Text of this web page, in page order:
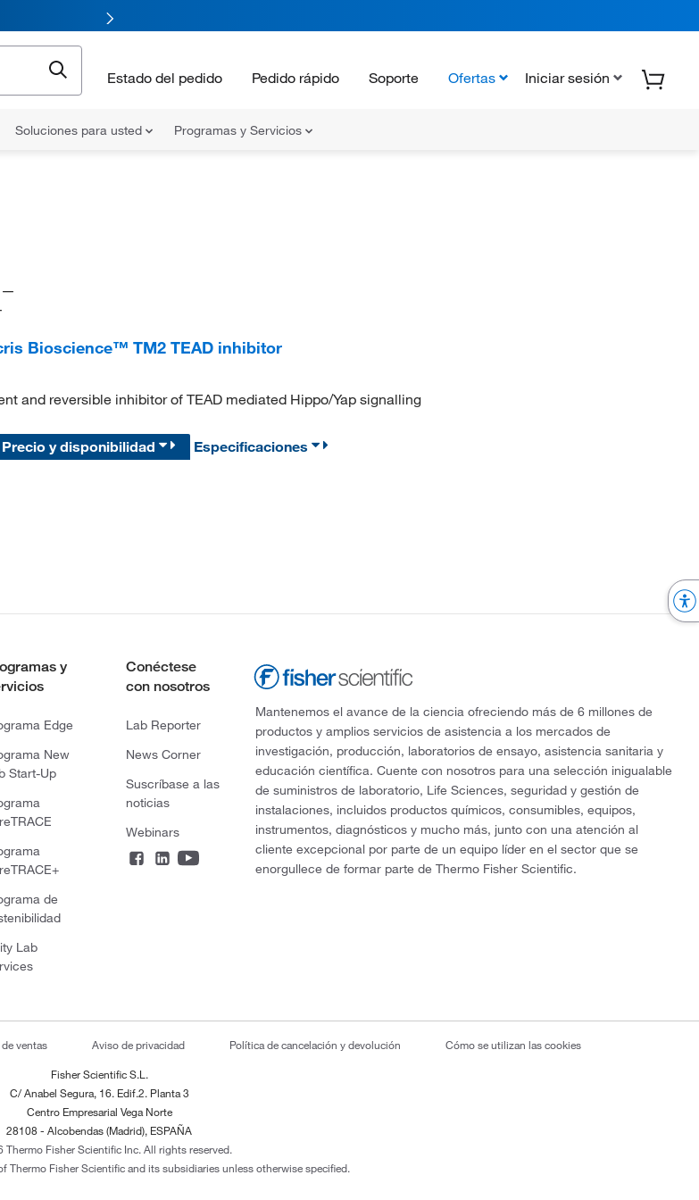
Estado del pedido Pedido rápido Soporte Ofertas Iniciar sesión
Soluciones para usted Programas y Servicios
—
Bioscience™ TM2 TEAD inhibitor
and reversible inhibitor of TEAD mediated Hippo/Yap signalling
Precio y disponibilidad Especificaciones
y
Edge
New
Start-Up
de
Lab
Conéctese
con nosotros
Lab Reporter
News Corner
Suscríbase a las
noticias
Webinars
Mantenemos el avance de la ciencia ofreciendo más de 6 millones de
productos y amplios servicios de asistencia a los mercados de
investigación, producción, laboratorios de ensayo, asistencia sanitaria y
educación científica. Cuente con nosotros para una selección inigualable
de suministros de laboratorio, Life Sciences, seguridad y gestión de
instalaciones, incluidos productos químicos, consumibles, equipos,
instrumentos, diagnósticos y mucho más, junto con una atención al
cliente excepcional por parte de un equipo líder en el sector que se
enorgullece de formar parte de Thermo Fisher Scientific.
ventas Aviso de privacidad Política de cancelación y devolución Cómo se utilizan las cookies
Fisher Scientific S.L.
C/ Anabel Segura, 16. Edif.2. Planta 3
Centro Empresarial Vega Norte
28108 - Alcobendas (Madrid), ESPAÑA
Thermo Fisher Scientific Inc. All rights reserved.
Thermo Fisher Scientific and its subsidiaries unless otherwise specified.